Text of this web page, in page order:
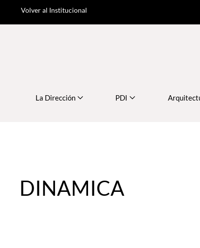
Skip to main content
Volver al Institucional
La Dirección PDI
DINAMICA